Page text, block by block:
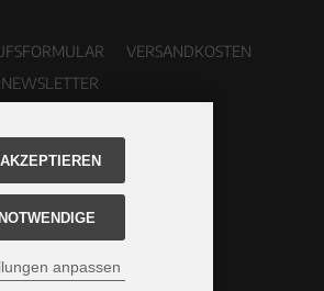
VERSANDKOSTEN
NEWSLETTER
anpassen